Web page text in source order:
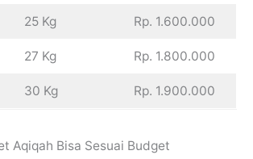
25 Kg Rp. 1.600.000
27 Kg Rp. 1.800.000
30 Kg Rp. 1.900.000
Aqiqah Bisa Sesuai Budget